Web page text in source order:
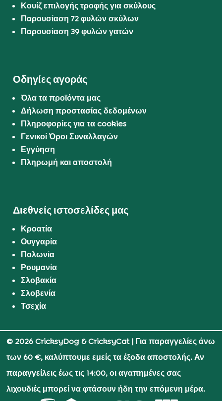
Κουίζ επιλογής τροφής για σκύλους
Παρουσίαση 72 φυλών σκύλων
Παρουσίαση 39 φυλών γατών
Οδηγίες αγοράς
Όλα τα προϊόντα μας
Δήλωση προστασίας δεδομένων
Πληροφορίες για τα cookies
Γενικοί Όροι Συναλλαγών
Εγγύηση
Πληρωμή και αποστολή
Διεθνείς ιστοσελίδες μας
Κροατία
Ουγγαρία
Πολωνία
Ρουμανία
Σλοβακία
Σλοβενία
Τσεχία
© 2026 CricksyDog & CricksyCat| Για παραγγελίες άνω
των 60 €, καλύπτουμε εμείς τα έξοδα αποστολής. Αν
παραγγείλεις έως τις 14:00, οι αγαπημένες σας
λιχουδιές μπορεί να φτάσουν ήδη την επόμενη μέρα.